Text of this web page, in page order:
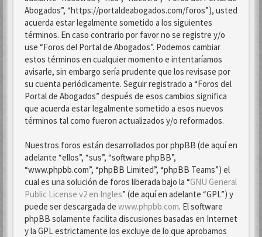
Abogados”, “https://portaldeabogados.com/foros”), usted
acuerda estar legalmente sometido a los siguientes
términos. En caso contrario por favor no se registre y/o
use “Foros del Portal de Abogados”. Podemos cambiar
estos términos en cualquier momento e intentaríamos
avisarle, sin embargo sería prudente que los revisase por
su cuenta periódicamente. Seguir registrado a “Foros del
Portal de Abogados” después de esos cambios significa
que acuerda estar legalmente sometido a esos nuevos
términos tal como fueron actualizados y/o reformados.
Nuestros foros están desarrollados por phpBB (de aquí en
adelante “ellos”, “sus”, “software phpBB”,
“www.phpbb.com”, “phpBB Limited”, “phpBB Teams”) el
cual es una solución de foros liberada bajo la “GNU General
Public License v2 en Ingles” (de aquí en adelante “GPL”) y
puede ser descargada de www.phpbb.com. El software
phpBB solamente facilita discusiones basadas en Internet
y la GPL estrictamente los excluye de lo que aprobamos